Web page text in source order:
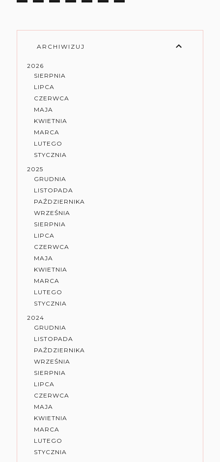
ARCHIWIZUJ
2026
SIERPNIA
LIPCA
CZERWCA
MAJA
KWIETNIA
MARCA
LUTEGO
STYCZNIA
2025
GRUDNIA
LISTOPADA
PAŹDZIERNIKA
WRZEŚNIA
SIERPNIA
LIPCA
CZERWCA
MAJA
KWIETNIA
MARCA
LUTEGO
STYCZNIA
2024
GRUDNIA
LISTOPADA
PAŹDZIERNIKA
WRZEŚNIA
SIERPNIA
LIPCA
CZERWCA
MAJA
KWIETNIA
MARCA
LUTEGO
STYCZNIA